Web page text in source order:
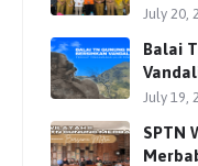
July 20,
Balai
July 19,
SPTN